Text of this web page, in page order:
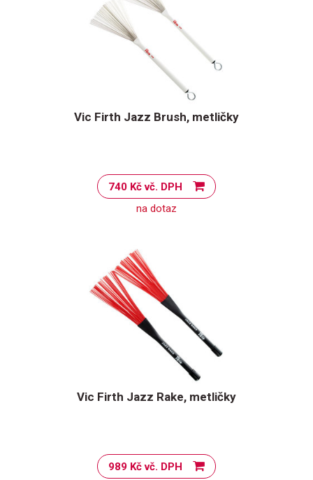
Vic Firth Jazz Brush, metličky
740 Kč vč. DPH
na dotaz
Vic Firth Jazz Rake, metličky
989 Kč vč. DPH